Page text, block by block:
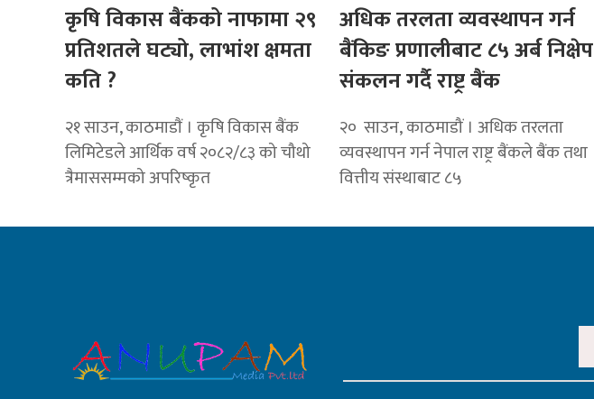
कृषि विकास बैंकको नाफामा २९
प्रतिशतले घट्यो, लाभांश क्षमता
कति ?
२१ साउन, काठमाडाैं । कृषि विकास बैंक
लिमिटेडले आर्थिक वर्ष २०८२/८३ को चौथो
त्रैमाससम्मको अपरिष्कृत
अधिक तरलता व्यवस्थापन गर्न
बैंकिङ प्रणालीबाट ८५ अर्ब निक्षेप
संकलन गर्दै राष्ट्र बैंक
२० साउन, काठमाडौं । अधिक तरलता
व्यवस्थापन गर्न नेपाल राष्ट्र बैंकले बैंक तथा
वित्तीय संस्थाबाट ८५